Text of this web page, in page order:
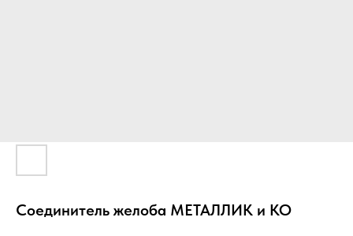
Соединитель желоба МЕТАЛЛИК и КО